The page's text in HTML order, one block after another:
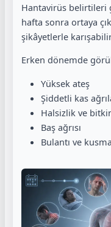
Hantavirüs belirtileri
hafta sonra ortaya
şikâyetlerle
Erken dönemde
Yüksek ateş
Şiddetli kas
Halsizlik ve
Baş ağrısı
Bulantı ve kusma